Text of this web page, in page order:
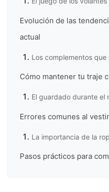
Evolución de las
actual
Los complementos
Cómo mantener tu traje
El guardado durante el
Errores comunes al
La importancia de la
Pasos prácticos para